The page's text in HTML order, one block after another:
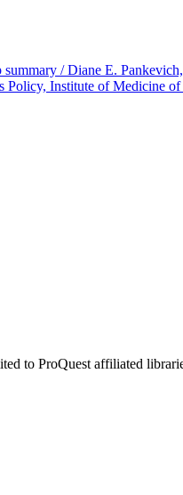
/ Diane E.
Policy, Institute of Medicine
to ProQuest affiliated